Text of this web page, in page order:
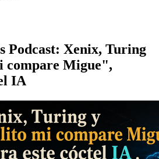
Podcast: Xenix, Turing
compare Migue",
IA